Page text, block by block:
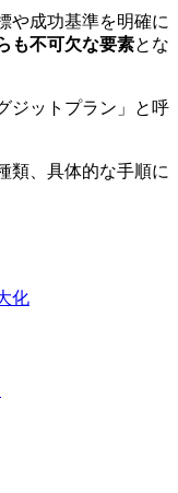
や成功基準を明確に
も不可欠な要素とな
ジットプラン」と呼
類、具体的な手順に
化